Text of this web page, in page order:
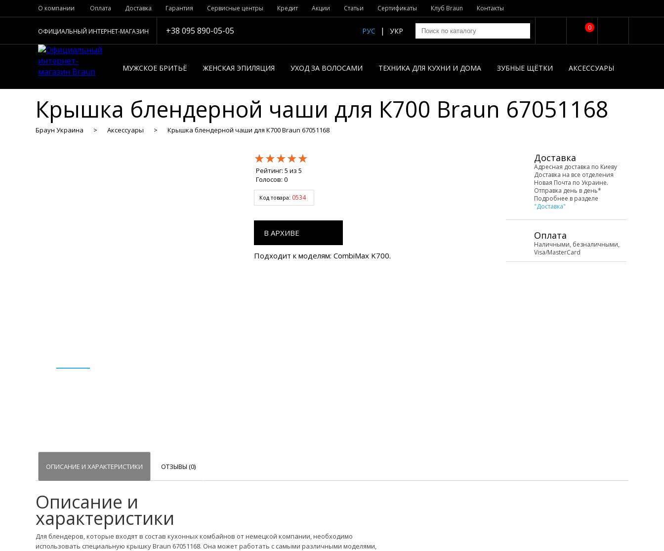
О компании Оплата Доставка Гарантия Сервисные центры Кредит Акции Статьи Сертификаты Клуб Braun Контакты
ОФИЦИАЛЬНЫЙ ИНТЕРНЕТ-МАГАЗИН +38 095 890-05-05 0
РУС УКР
МУЖСКОЕ БРИТЬЁ ЖЕНСКАЯ ЭПИЛЯЦИЯ УХОД ЗА ВОЛОСАМИ ТЕХНИКА ДЛЯ КУХНИ И ДОМА ЗУБНЫЕ ЩЁТКИ АКСЕССУАРЫ
Крышка блендерной чаши для К700 Braun 67051168
Браун Украина Аксессуары Крышка блендерной чаши для К700 Braun 67051168
★★★★★
★★★★★
★★★★★
Рейтинг: 5 из 5
Голосов: 0
Код товара: 0534
В АРХИВЕ
Подходит к моделям: CombiMax K700.
Доставка
Адресная доставка по Киеву
Доставка на все отделения
Новая Почта по Украине.
Отправка день в день*
Подробнее в разделе
"Доставка"
Оплата
Наличными, безналичными,
Visa/MasterCard
ОПИСАНИЕ И ХАРАКТЕРИСТИКИ ОТЗЫВЫ (0)
Описание и
характеристики
Для блендеров, которые входят в состав кухонных комбайнов от немецкой компании, необходимо
использовать специальную крышку Braun 67051168. Она может работать с самыми различными моделями,